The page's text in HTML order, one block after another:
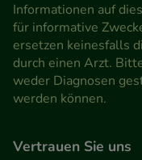
Informationen auf
für informative
ersetzen keinesfalls
durch einen Arzt.
weder Diagnosen
werden können.
Vertrauen Sie uns